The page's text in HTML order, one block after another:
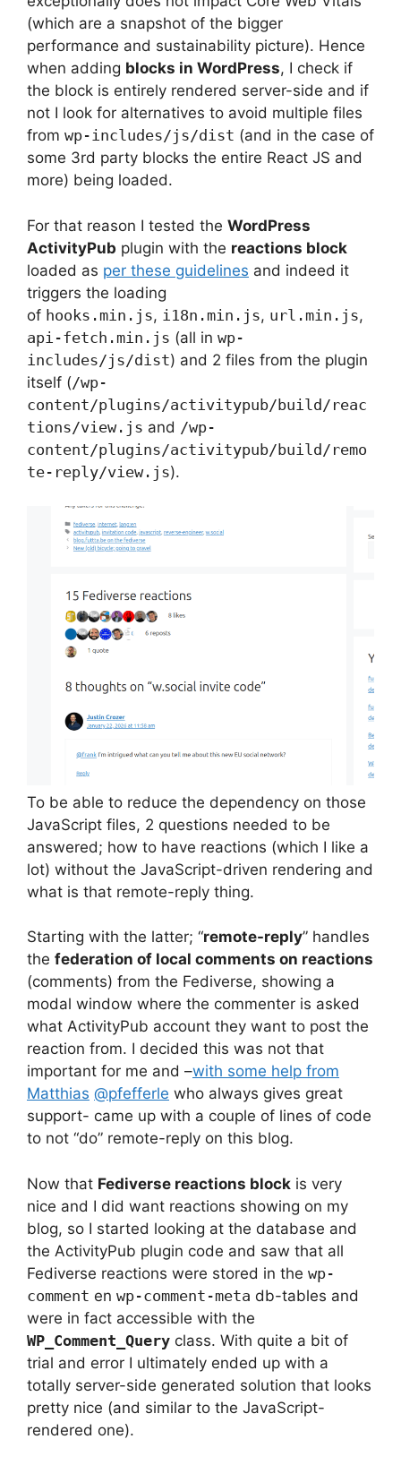
(which are a snapshot of the bigger
performance and sustainability picture). Hence
when adding blocks in WordPress, I check if
the block is entirely rendered server-side and if
not I look for alternatives to avoid multiple files
from wp-includes/js/dist (and in the case of
some 3rd party blocks the entire React JS and
more) being loaded.
For that reason I tested the WordPress
ActivityPub plugin with the reactions block
loaded as per these guidelines and indeed it
triggers the loading
of hooks.min.js, i18n.min.js, url.min.js,
api-fetch.min.js (all in wp-
includes/js/dist) and 2 files from the plugin
itself (/wp-
content/plugins/activitypub/build/reac
tions/view.js and /wp-
content/plugins/activitypub/build/remo
te-reply/view.js).
To be able to reduce the dependency on those
JavaScript files, 2 questions needed to be
answered; how to have reactions (which I like a
lot) without the JavaScript-driven rendering and
what is that remote-reply thing.
Starting with the latter; “remote-reply” handles
the federation of local comments on reactions
(comments) from the Fediverse, showing a
modal window where the commenter is asked
what ActivityPub account they want to post the
reaction from. I decided this was not that
important for me and –with some help from
Matthias @pfefferle who always gives great
support- came up with a couple of lines of code
to not “do” remote-reply on this blog.
Now that Fediverse reactions block is very
nice and I did want reactions showing on my
blog, so I started looking at the database and
the ActivityPub plugin code and saw that all
Fediverse reactions were stored in the wp-
comment en wp-comment-meta db-tables and
were in fact accessible with the
WP_Comment_Query class. With quite a bit of
trial and error I ultimately ended up with a
totally server-side generated solution that looks
pretty nice (and similar to the JavaScript-
rendered one).